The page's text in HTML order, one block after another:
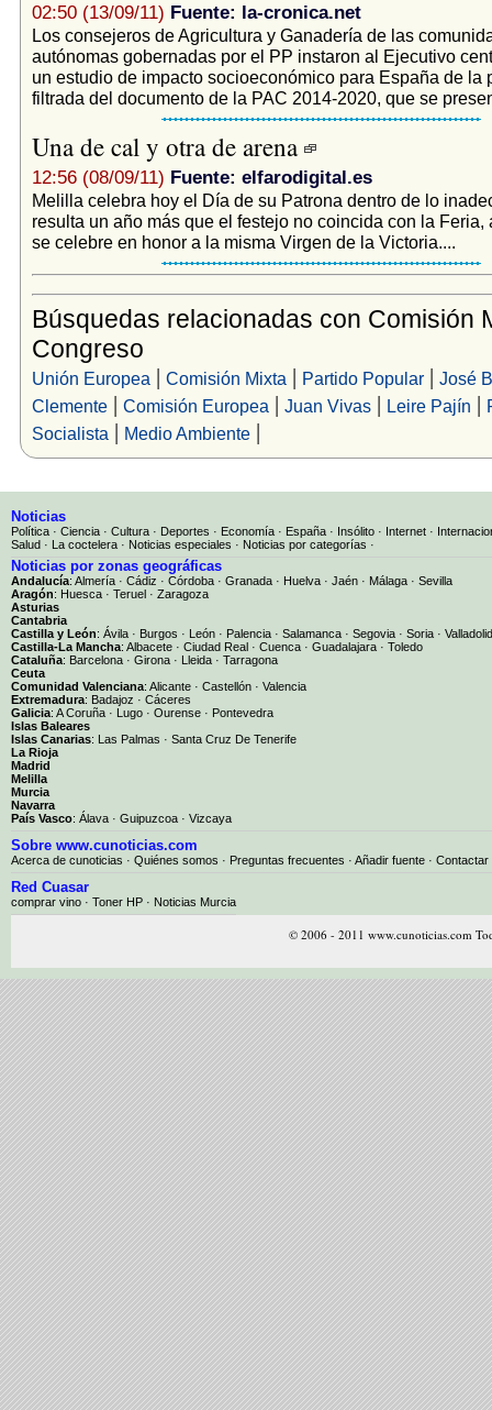
02:50 (13/09/11) Fuente: la-cronica.net
Los consejeros de Agricultura y Ganadería de las
autónomas gobernadas por el PP instaron al Ejecutivo
un estudio de impacto socioeconómico para España de la
filtrada del documento de la PAC 2014-2020, que se
Una de cal y otra de arena
12:56 (08/09/11) Fuente: elfarodigital.es
Melilla celebra hoy el Día de su Patrona dentro de lo
resulta un año más que el festejo no coincida con la Feria,
se celebre en honor a la misma Virgen de la Victoria....
Búsquedas relacionadas con Comisión
Congreso
Unión Europea | Comisión Mixta | Partido Popular| José
Clemente| Comisión Europea | Juan Vivas| Leire Pajín |
Socialista | Medio Ambiente|
Noticias
Política · Ciencia · Cultura · Deportes · Economía · España · Insólito · Internet ·
Salud · La coctelera · Noticias especiales · Noticias por categorías ·
Noticias por zonas geográficas
Andalucía: Almería · Cádiz · Córdoba · Granada · Huelva · Jaén · Málaga · Sevilla
Aragón: Huesca · Teruel · Zaragoza
Asturias
Cantabria
Castilla y León: Ávila · Burgos · León · Palencia · Salamanca · Segovia · Soria · Valladolid
Castilla-La Mancha: Albacete · Ciudad Real · Cuenca · Guadalajara · Toledo
Cataluña: Barcelona · Girona · Lleida · Tarragona
Ceuta
Comunidad Valenciana: Alicante · Castellón · Valencia
Extremadura: Badajoz · Cáceres
Galicia: A Coruña · Lugo · Ourense · Pontevedra
Islas Baleares
Islas Canarias: Las Palmas · Santa Cruz De Tenerife
La Rioja
Madrid
Melilla
Murcia
Navarra
País Vasco: Álava · Guipuzcoa · Vizcaya
Sobre www.cunoticias.com
Acerca de cunoticias · Quiénes somos · Preguntas frecuentes · Añadir fuente · Contactar
Red Cuasar
comprar vino · Toner HP · Noticias Murcia
© 2006 - 2011 www.cunoticias.com